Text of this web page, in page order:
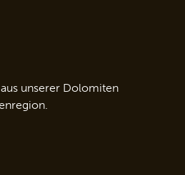
unserer Dolomiten